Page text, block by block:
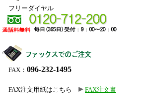
フリーダイヤル
FAX： 096-232-1495
FAX注文用紙はこちら FAX注文書